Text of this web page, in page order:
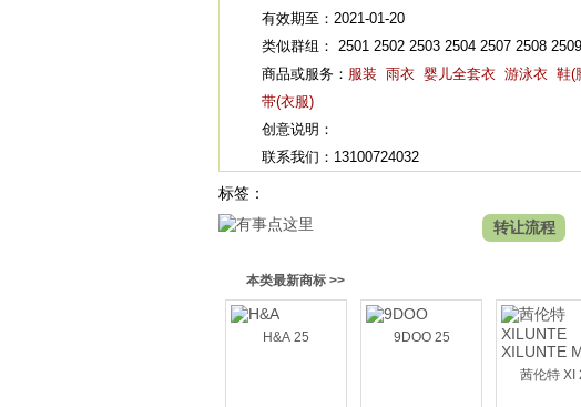
有效期至：2021-01-20
类似群组： 2501 2502 2503 2504 2507 2508
商品或服务： 服装 雨衣 婴儿全套衣 游泳衣 鞋(
带(衣服)
创意说明：
联系我们：13100724032
标签：
转让流程
本类最新商标 >>
H&A 25 9DOO 25
茜伦特 XI